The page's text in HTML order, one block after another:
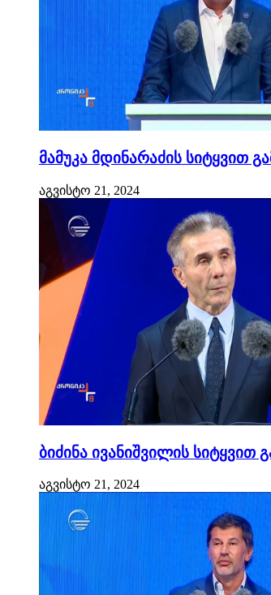
მამუკა მდინარაძის სიტყვით
აგვისტო 21, 2024
ბიძინა ივანიშვილის სიტყვით
აგვისტო 21, 2024